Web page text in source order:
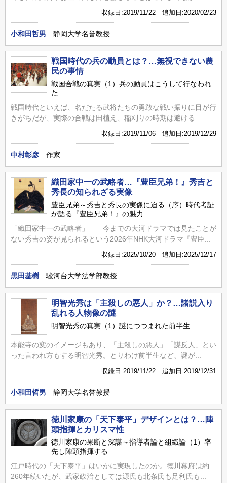
収録日:2019/11/22 追加日:2020/02/23
小和田哲男 静岡大学名誉教授
戦国時代の兵の動員とは？…無視できない農
民の事情
戦国合戦の真実（1）兵の動員はこうして行なわれ
た
戦国時代といえば、名だたる武将たちの勇敢な戦い振りに目が行
きがちだが、実際の合戦は田植え、稲刈りの時期は避ける...
収録日:2019/11/06 追加日:2019/12/29
中村彰彦 作家
織田家中一の武略者…『豊臣兄弟！』秀吉と
秀長の知られざる実像
豊臣兄弟～秀吉と秀長の実像に迫る（序）時代考証
が語る『豊臣兄弟！』の魅力
「織田家中一の武略者」――今までの大河ドラマでは見たことが
ない秀吉の姿が見られるという2026年NHK大河ドラマ『豊臣...
収録日:2025/10/20 追加日:2025/12/17
黒田基樹 駿河台大学法学部教授
明智光秀は「主殺しの悪人」か？…諸説入り
乱れる人物像の謎
明智光秀の真実（1）謎につつまれた前半生
本能寺の変のイメージもあり、「主殺しの悪人」「謀反人」とい
った言われ方もする明智光秀。とりわけ前半生など、謎が...
収録日:2019/11/22 追加日:2019/12/31
小和田哲男 静岡大学名誉教授
徳川家康の「天下泰平」デザインとは？…陣
頭指揮とカリスマ性
徳川家康の果断と深謀～指導者論と組織論（1）率
先し陣頭指揮する
江戸時代の「天下泰平」はいかに実現したのか。徳川幕府は約
260年続いたが、武家政治としては源氏も北条氏も足利氏も...